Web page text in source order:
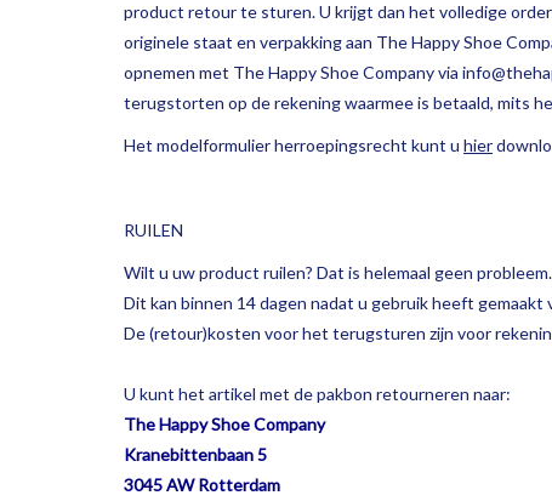
product retour te sturen. U krijgt dan het volledige
originele staat en verpakking aan The Happy Shoe
opnemen met The Happy Shoe Company via
terugstorten op de rekening waarmee is betaald, mits
Het modelformulier herroepingsrecht kunt u hier
RUILEN
Wilt u uw product ruilen? Dat is helemaal geen probleem.
Dit kan binnen 14 dagen nadat u gebruik heeft
De (retour)kosten voor het terugsturen zijn voor
U kunt het artikel met de pakbon retourneren naar:
The Happy Shoe Company
Kranebittenbaan 5
3045 AW Rotterdam